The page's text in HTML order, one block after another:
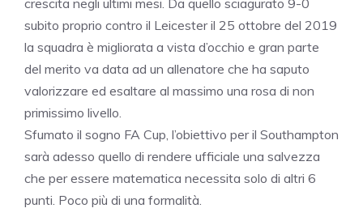
crescita negli ultimi mesi. Da quello sciagurato 9-0
subito proprio contro il Leicester il 25 ottobre del 2019
la squadra è migliorata a vista d’occhio e gran parte
del merito va data ad un allenatore che ha saputo
valorizzare ed esaltare al massimo una rosa di non
primissimo livello.
Sfumato il sogno FA Cup, l’obiettivo per il Southampton
sarà adesso quello di rendere ufficiale una salvezza
che per essere matematica necessita solo di altri 6
punti. Poco più di una formalità.